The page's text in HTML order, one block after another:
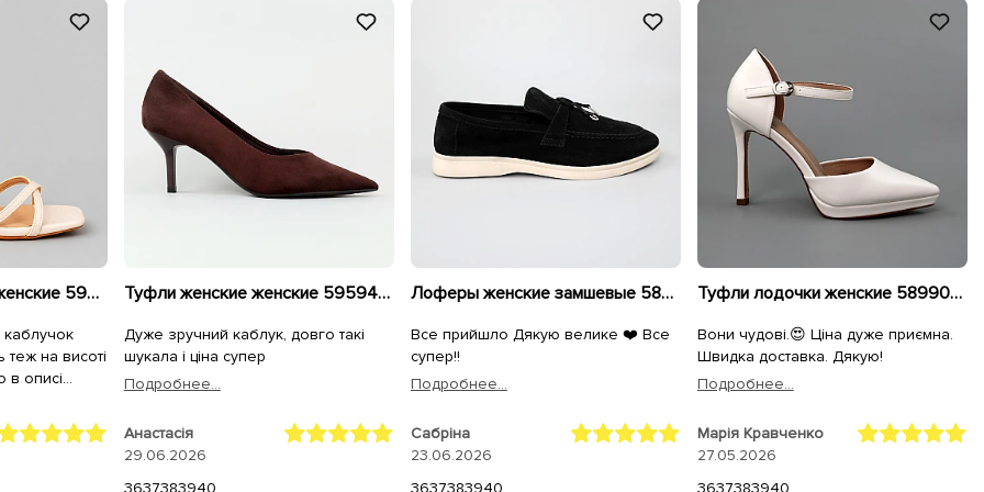
Босоножки - туфли женские 595924 Бежевые
каблучок
теж на висоті
в описі
пошкодуєте
Туфли женские женские 595944 Коричневые
Дуже зручний каблук, довго такі
шукала і ціна супер
Подробнее...
Анастасія
29.06.2026
Лоферы женские замшевые 585379 Черные
Все прийшло Дякую велике ❤️ Все
супер!!
Подробнее...
Сабріна
23.06.2026
Туфли лодочки женские 589908 Белые
Вони чудові.😍 Ціна дуже приємна.
Швидка доставка. Дякую!
Подробнее...
Марія Кравченко
27.05.2026